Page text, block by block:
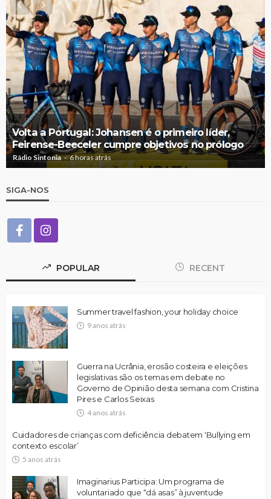
Volta a Portugal: Johansen é o primeiro líder,
Feirense-Beeceler cumpre objetivos no prólogo
Rádio Sintonia 6 horas atrás
SIGA-NOS
POPULAR RECENT
Summer travel fashion, your holiday choice
9 anos atrás
Guerra na Ucrânia, erosão costeira e eleições
legislativas são os temas em debate no
Governo de Opinião desta semana com Cristina
Pires e Carlos Seixas
4 anos atrás
Cuidadores de crianças com deficiência debatem ‘Bullying em
contexto escolar’
5 anos atrás
Imaginarius Participa: Um programa de
voluntariado que “dá asas” à juventude